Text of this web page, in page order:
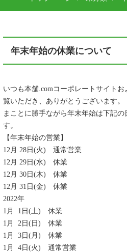
年末年始の休業について
いつも本舗.comコーポレートサイト
覧いただき、ありがとうございます。
まことに勝手ながら年末年始は下記
す。
【年末年始の営業】
12月 28日(火) 通常営業
12月 29日(水) 休業
12月 30日(木) 休業
12月 31日(金) 休業
2022年
1月 1日(土) 休業
1月 2日(日) 休業
1月 3日(月) 休業
1月 4日(火) 通常営業